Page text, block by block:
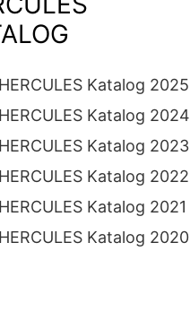
HERCULES Katalog 2025
HERCULES Katalog 2024
HERCULES Katalog 2023
HERCULES Katalog 2022
HERCULES Katalog 2021
HERCULES Katalog 2020